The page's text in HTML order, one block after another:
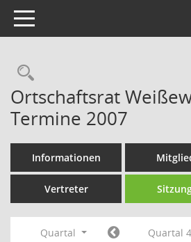
Toggle navigation
Rechercheauswahl
Ortschaftsrat
Termine 2007
Informationen
Vertreter
Quartal Quartal 4